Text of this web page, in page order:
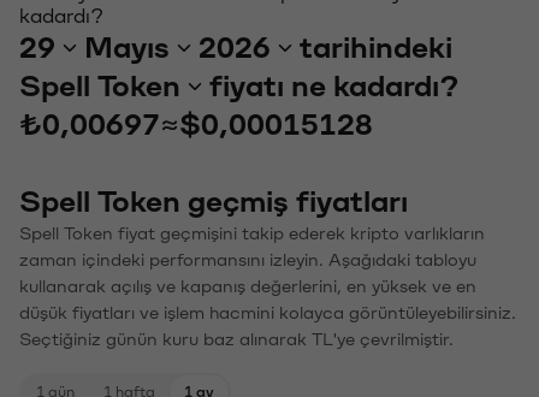
kadardı?
29 Mayıs 2026
tarihindeki
Spell Token
fiyatı ne kadardı?
₺0,00697≈$0,00015128
Spell Token geçmiş fiyatları
Spell Token fiyat geçmişini takip ederek kripto varlıkların
zaman içindeki performansını izleyin. Aşağıdaki tabloyu
kullanarak açılış ve kapanış değerlerini, en yüksek ve en
düşük fiyatları ve işlem hacmini kolayca görüntüleyebilirsiniz.
Seçtiğiniz günün kuru baz alınarak TL'ye çevrilmiştir.
1 gün 1 hafta 1 ay